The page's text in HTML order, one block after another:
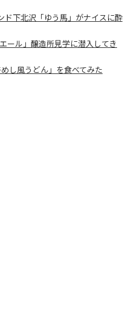
ド下北沢「ゆう馬」がナイスに酔
ール」醸造所見学に潜入してき
し風うどん」を食べてみた